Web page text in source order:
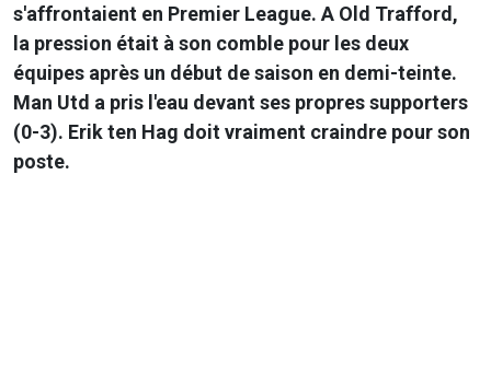
s'affrontaient en Premier League. A Old Trafford,
la pression était à son comble pour les deux
équipes après un début de saison en demi-teinte.
Man Utd a pris l'eau devant ses propres supporters
(0-3). Erik ten Hag doit vraiment craindre pour son
poste.